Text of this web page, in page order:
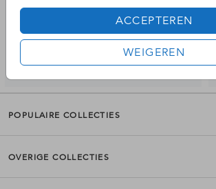
ACCEPTEREN
WEIGEREN
POPULAIRE COLLECTIES
OVERIGE COLLECTIES